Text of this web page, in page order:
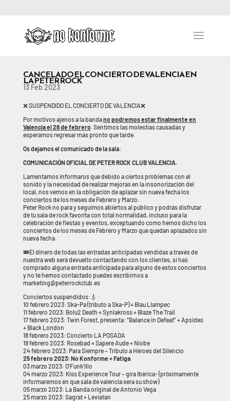
CANCELADO EL CONCIERTO DE VALENCIA EN
LA PETER ROCK
13 Feb 2023
❌ SUSPENDIDO EL CONCIERTO DE VALENCIA❌
Por motivos ajenos a la bandano podremos estar finalmente en
Valencia el 26 de febrero. Sentimos las molestias causadas y
esperamos regresar más pronto que tarde.
Os dejamos el comunicado de la sala:
COMUNICACIÓN OFICIAL DE PETER ROCK CLUB VALENCIA.
Lamentamos informaros que debido a ciertos problemas con el
sonido y la necesidad de realizar mejoras en la insonorización del
local, nos vemos en la obligación de aplazar sin nueva fecha los
conciertos de los meses de Febrero y Marzo.
Peter Rockno para y seguimos abiertos al público y podrás disfrutar
de tu sala de rock favorita con total normalidad, incluso para la
celebración de fiestas y eventos, exceptuando como hemos dicho los
conciertos de los meses de Febrero y Marzo que quedan aplazados sin
nueva fecha.
🎟El dinero de todas las entradas anticipadas vendidas a través de
nuestra web será devuelto contactando con los clientes, si has
comprado alguna entrada anticipada para alguno de estos conciertos
y no te hemos contactado puedes escribirnos a
marketing@peterrockclub.es
Conciertos suspendidos:🎸
10 febrero 2023: Ska-Pa (tributo a Ska-P) + Blau Llampec
11 febrero 2023: Bolu2 Death + Synlakross + Blaze The Trail
17 febrero 2023: Twin Forest, presenta: “Balance in Defeat” + Apsides
+ Black London
18 febrero 2023: Concierto LA POSADA
19 febrero 2023: Rosebad + Sapere Aude + Niobe
24 febrero 2023: Para Siempre – Tributo a Héroes del Silencio
25 febrero 2023: No Konforme + Fatiga
03 marzo 2023: O’Funk’Illo
04 marzo 2023: Kiss Experience Tour – gira Ibérica- (próximamente
informaremos en que sala de valencia sera su show)
05 marzo 2023: La Banda original de Antonio Vega
25 marzo 2023: Sagrat + Leviatan